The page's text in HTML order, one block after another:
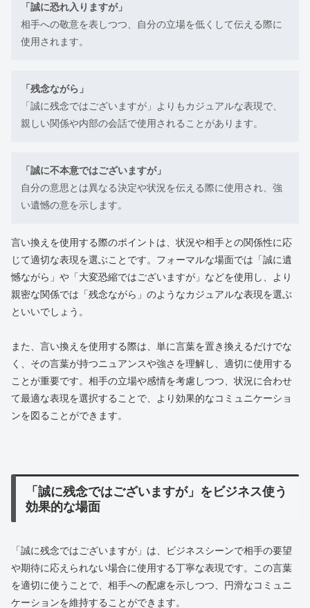
「誠に恐れ入りますが」
相手への敬意を表しつつ、自分の立場を低くして伝える際に
使用されます。
「残念ながら」
「誠に残念ではございますが」よりもカジュアルな表現で、
親しい関係や内部の会話で使用されることがあります。
「誠に不本意ではございますが」
自分の意思とは異なる決定や状況を伝える際に使用され、強
い遺憾の意を示します。
言い換えを使用する際のポイントは、状況や相手との関係性に応
じて適切な表現を選ぶことです。フォーマルな場面では「誠に遺
憾ながら」や「大変恐縮ではございますが」などを使用し、より
親密な関係では「残念ながら」のようなカジュアルな表現を選ぶ
といいでしょう。
また、言い換えを使用する際は、単に言葉を置き換えるだけでな
く、その言葉が持つニュアンスや強さを理解し、適切に使用する
ことが重要です。相手の立場や感情を考慮しつつ、状況に合わせ
て最適な表現を選択することで、より効果的なコミュニケーショ
ンを図ることができます。
「誠に残念ではございますが」をビジネス使う
効果的な場面
「誠に残念ではございますが」は、ビジネスシーンで相手の要望
や期待に応えられない場合に使用する丁寧な表現です。この言葉
を適切に使うことで、相手への配慮を示しつつ、円滑なコミュニ
ケーションを維持することができます。